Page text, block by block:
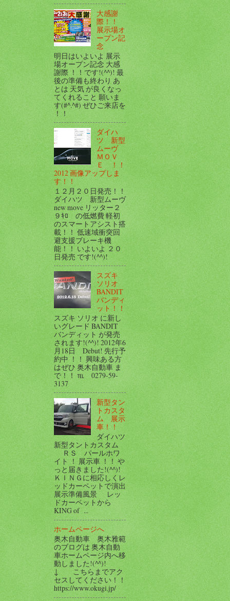
大感謝
際！！
展示場オ
ープン記
念
明日はいよいよ 展示
場オープン記念 大感
謝際 ！！です!(^^)! 最
後の準備も終わり あ
とは 天気 が良くなっ
てくれること 願いま
す(#^.^#) ぜひご来店を
！！
ダイハ
ツ 新型
ムーヴ
ＭＯＶ
Ｅ ！！
2012 画像アップしま
す！！
１２月２０日発売！！
ダイハツ 新型ムーヴ
new move リッター２
９ｷﾛ の低燃費 軽初
のスマートアシスト搭
載！！ 低速域衝突回
避支援ブレーキ機
能！！ いよいよ ２０
日発売 です!(^^)!
スズキ
ソリオ
BANDIT
バンディ
ット！！
スズキ ソリオ に新し
いグレード BANDIT
バンディット が発売
されます!(^^)! 2012年6
月18日 Debut! 先行予
約中 ！！ 興味ある方
はぜひ 奥木自動車 ま
で！！ ℡ 0279-59-
3137
新型タン
トカスタ
ム 展示
車！！
ダイハツ
新型タントカスタム
ＲＳ パールホワ
イト ！ 展示車 ！！ や
っと届きました!(^^)!
ＫＩＮＧに相応しくレ
ッドカーペットで演出
展示準備風景 レッ
ドカーペットから
KING of ...
ホームページへ
奥木自動車 奥木雅範
のブログは 奥木自動
車ホームページ内へ移
動しました!(^^)!
↓ こちらまでアク
セスしてください！！
https://www.okugi.jp/